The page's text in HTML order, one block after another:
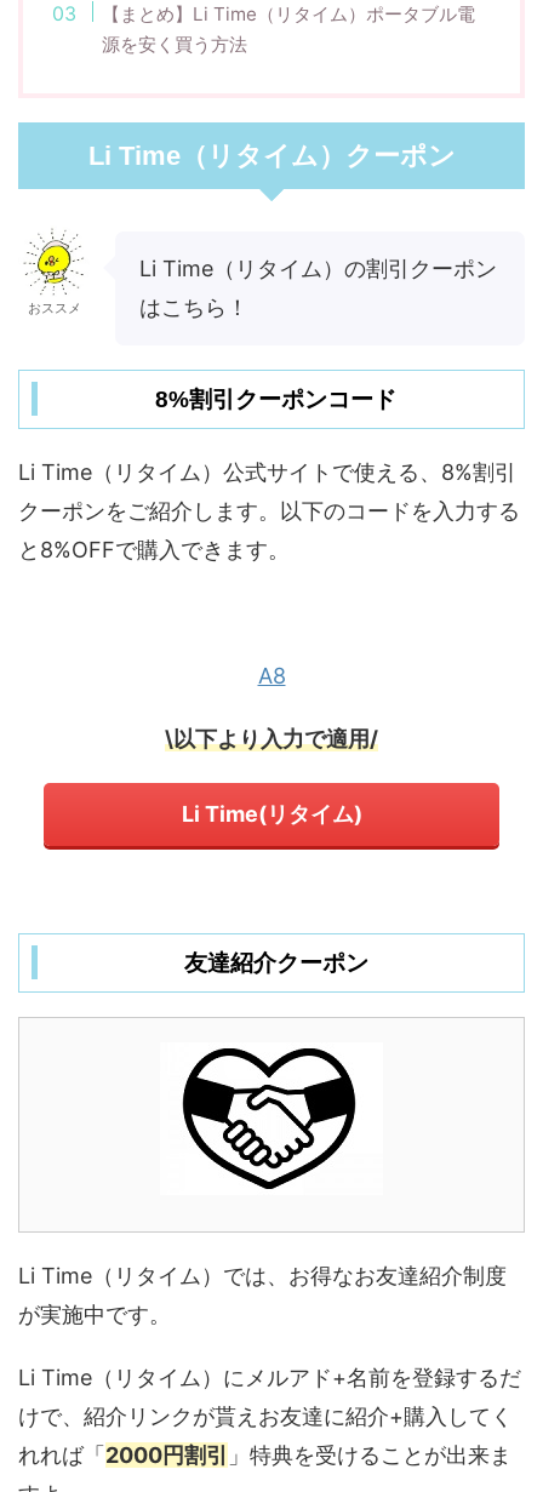
【まとめ】Li Time（リタイム）ポータブル電
源を安く買う方法
Li Time（リタイム）クーポン
おススメ
Li Time（リタイム）の割引クーポン
はこちら！
8%割引クーポンコード
Li Time（リタイム）公式サイトで使える、8%割引
クーポンをご紹介します。以下のコードを入力する
と8%OFFで購入できます。
A8
\以下より入力で適用/
Li Time(リタイム)
友達紹介クーポン
Li Time（リタイム）では、お得なお友達紹介制度
が実施中です。
Li Time（リタイム）にメルアド+名前を登録するだ
けで、紹介リンクが貰えお友達に紹介+購入してく
れれば「 2000円割引
」特典を受けることが出来ま